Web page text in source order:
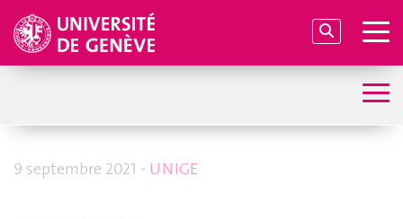
9 septembre 2021 - UNIGE